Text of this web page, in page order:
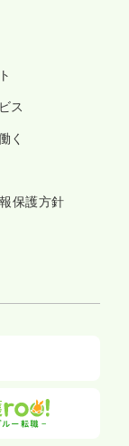
ス
く
保護方針